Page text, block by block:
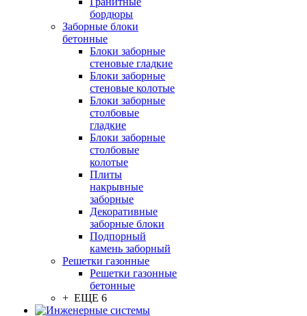
бордюры
Заборные блоки
бетонные
Блоки заборные
стеновые гладкие
Блоки заборные
стеновые колотые
Блоки заборные
столбовые
гладкие
Блоки заборные
столбовые
колотые
Плиты
накрывные
заборные
Декоративные
заборные блоки
Подпорный
камень заборный
Решетки газонные
Решетки газонные
бетонные
+ ЕЩЕ 6